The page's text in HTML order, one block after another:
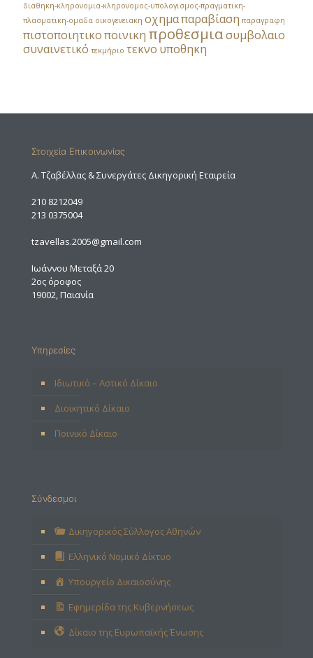
διαθηκη-κληρονομια-κληρονομος-υπολογισμος-πραγματικη-
πλασματικη-ομαδα οικογενειακη οχημαπαραβίαση παραγραφη
πιστοποιητικοποινικη προθεσμιασυμβολαιο
συναινετικό τεκμήριο τεκνο υποθηκη
Στοιχεία Επικοινωνίας
A. Τζαβέλλας & Συνεργάτες Δικηγορική Εταιρεία
210 8212049
213 0375004
tzavellas.2005@gmail.com
Ιωάννου Μεταξά 20
2ος όροφος
19002, Παιανία
Υπηρεσίες
Ιδιωτικό – Αστικό Δίκαιο
Διοικητικό Δίκαιο
Ποινικό Δίκαιο
Σύνδεσμοι
Δικηγορικός Σύλλογος Αθηνών
Ελληνικό Νομικό Δίκτυο
Υπουργείο Δικαιοσύνης
Εφημερίδα της Κυβερνήσεως
Δίκαιο της Ευρωπαϊκής Ένωσης